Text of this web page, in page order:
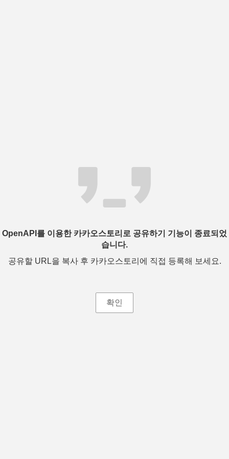
OpenAPI를 이용한 카카오스토리로 공유하기 기능이 종료되었
습니다.
공유할 URL을 복사 후 카카오스토리에 직접 등록해 보세요.
확인